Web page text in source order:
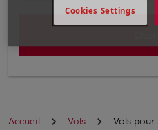
Accueil Vols Vols pour
Cookies Settings